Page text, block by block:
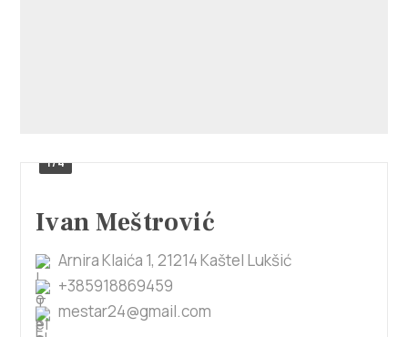
1/4
Ivan Meštrović
Arnira Klaića 1, 21214 Kaštel Lukšić
+385918869459
mestar24@gmail.com